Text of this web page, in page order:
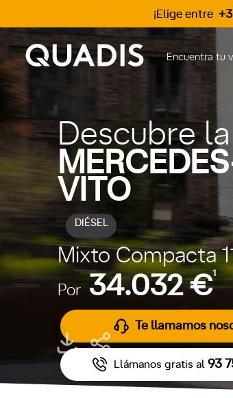
¡Elige entre
Encuentra tu
Descubre
VITO
DIÉSEL
Mixto Compacta
Por 34.032 €1
Te llamamos
Llámanos gratis al 93